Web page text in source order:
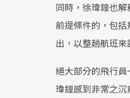
同時，徐瑋鍠也
前提條件的，包
出，以整趟航班
絕大部分的飛行
瑋鍠感到非常之